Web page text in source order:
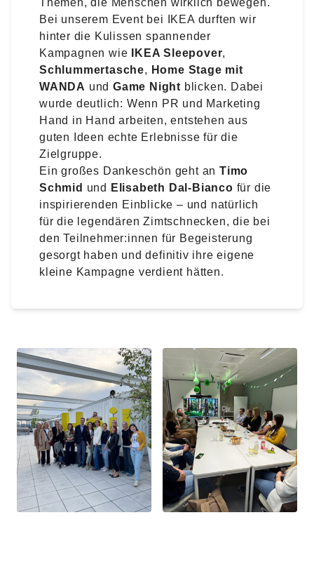
Themen, die Menschen wirklich bewegen.
Bei unserem Event bei IKEA durften wir
hinter die Kulissen spannender
Kampagnen wie
IKEA Sleepover,
Schlummertasche, Home Stage mit
WANDA und Game Night blicken. Dabei
wurde deutlich: Wenn PR und Marketing
Hand in Hand arbeiten, entstehen aus
guten Ideen echte Erlebnisse für die
Zielgruppe.
Ein großes Dankeschön geht an Timo
Schmid und Elisabeth Dal-Bianco für die
inspirierenden Einblicke – und natürlich
für die legendären Zimtschnecken, die bei
den Teilnehmer:innen für Begeisterung
gesorgt haben und definitiv ihre eigene
kleine Kampagne verdient hätten.